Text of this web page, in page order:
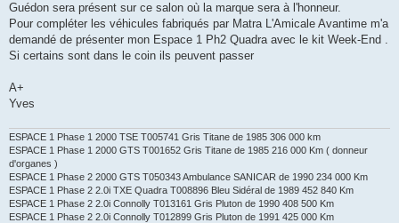
Guédon sera présent sur ce salon où la marque sera à l'honneur.
Pour compléter les véhicules fabriqués par Matra L'Amicale Avantime m'a
demandé de présenter mon Espace 1 Ph2 Quadra avec le kit Week-End .
Si certains sont dans le coin ils peuvent passer
A+
Yves
ESPACE 1 Phase 1 2000 TSE T005741 Gris Titane de 1985 306 000 km
ESPACE 1 Phase 1 2000 GTS T001652 Gris Titane de 1985 216 000 Km ( donneur
d'organes )
ESPACE 1 Phase 2 2000 GTS T050343 Ambulance SANICAR de 1990 234 000 Km
ESPACE 1 Phase 2 2.0i TXE Quadra T008896 Bleu Sidéral de 1989 452 840 Km
ESPACE 1 Phase 2 2.0i Connolly T013161 Gris Pluton de 1990 408 500 Km
ESPACE 1 Phase 2 2.0i Connolly T012899 Gris Pluton de 1991 425 000 Km